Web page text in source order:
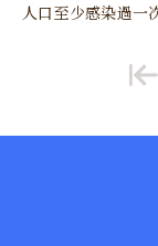
人口至少感染過一